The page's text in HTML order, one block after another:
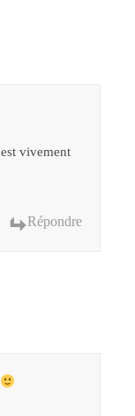
vivement
Répondre